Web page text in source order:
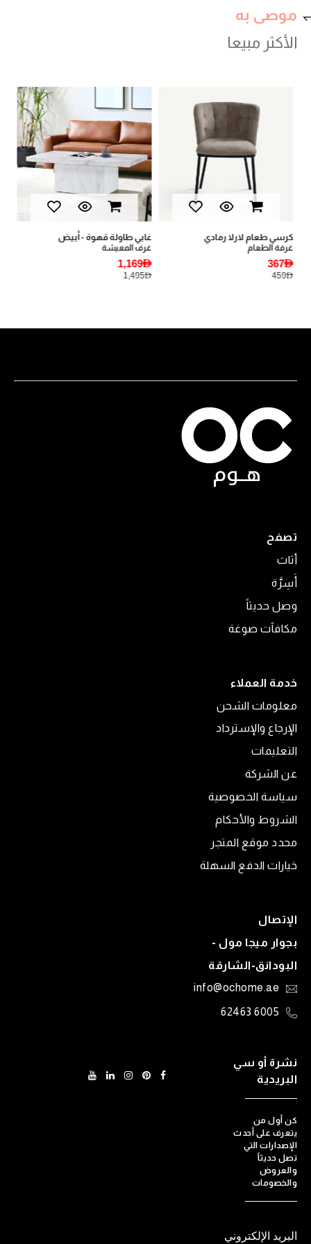
موصى به
كرسي طعام لارلا رمادي
غرفة الطعام
367AED
459AED
غابي طاولة قهوة - أبيض
غرف المعيشة
1,169AED
1,495AED
الأكثر مبيعا
تصفح
أثاث
أَسِرَّة
وصل حديثاً
مكافآت صوغة
خدمة العملاء
معلومات الشحن
الإرجاع والإسترداد
التعليمات
عن الشركة
سياسة الخصوصية
الشروط والأحكام
محدد موقع المتجر
خيارات الدفع السهلة
الإتصال
بجوار ميجا مول -
البودانق-الشارقة
info@ochome.ae
6005 62463
نشرة أو سي
البريدية
كن أول من
يتعرف على أحدث
الإصدارات التي
تصل حديثاً
والعروض
والخصومات